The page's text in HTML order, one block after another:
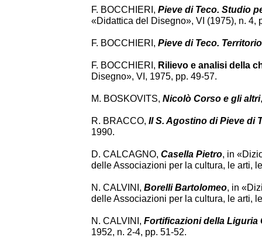
F. BOCCHIERI, Pieve di Teco. Studio
«Didattica del Disegno», VI (1975), n. 4,
F. BOCCHIERI, Pieve di Teco.
F. BOCCHIERI, Rilievo e analisi della
Disegno», VI, 1975, pp. 49-57.
M. BOSKOVITS, Nicolò Corso e gli altri
R. BRACCO, Il S. Agostino di Pieve di
1990.
D. CALCAGNO, Casella Pietro, in
delle Associazioni per la cultura, le arti,
N. CALVINI, Borelli Bartolomeo, in
delle Associazioni per la cultura, le arti,
N. CALVINI, Fortificazioni della Liguria
1952, n. 2-4, pp. 51-52.